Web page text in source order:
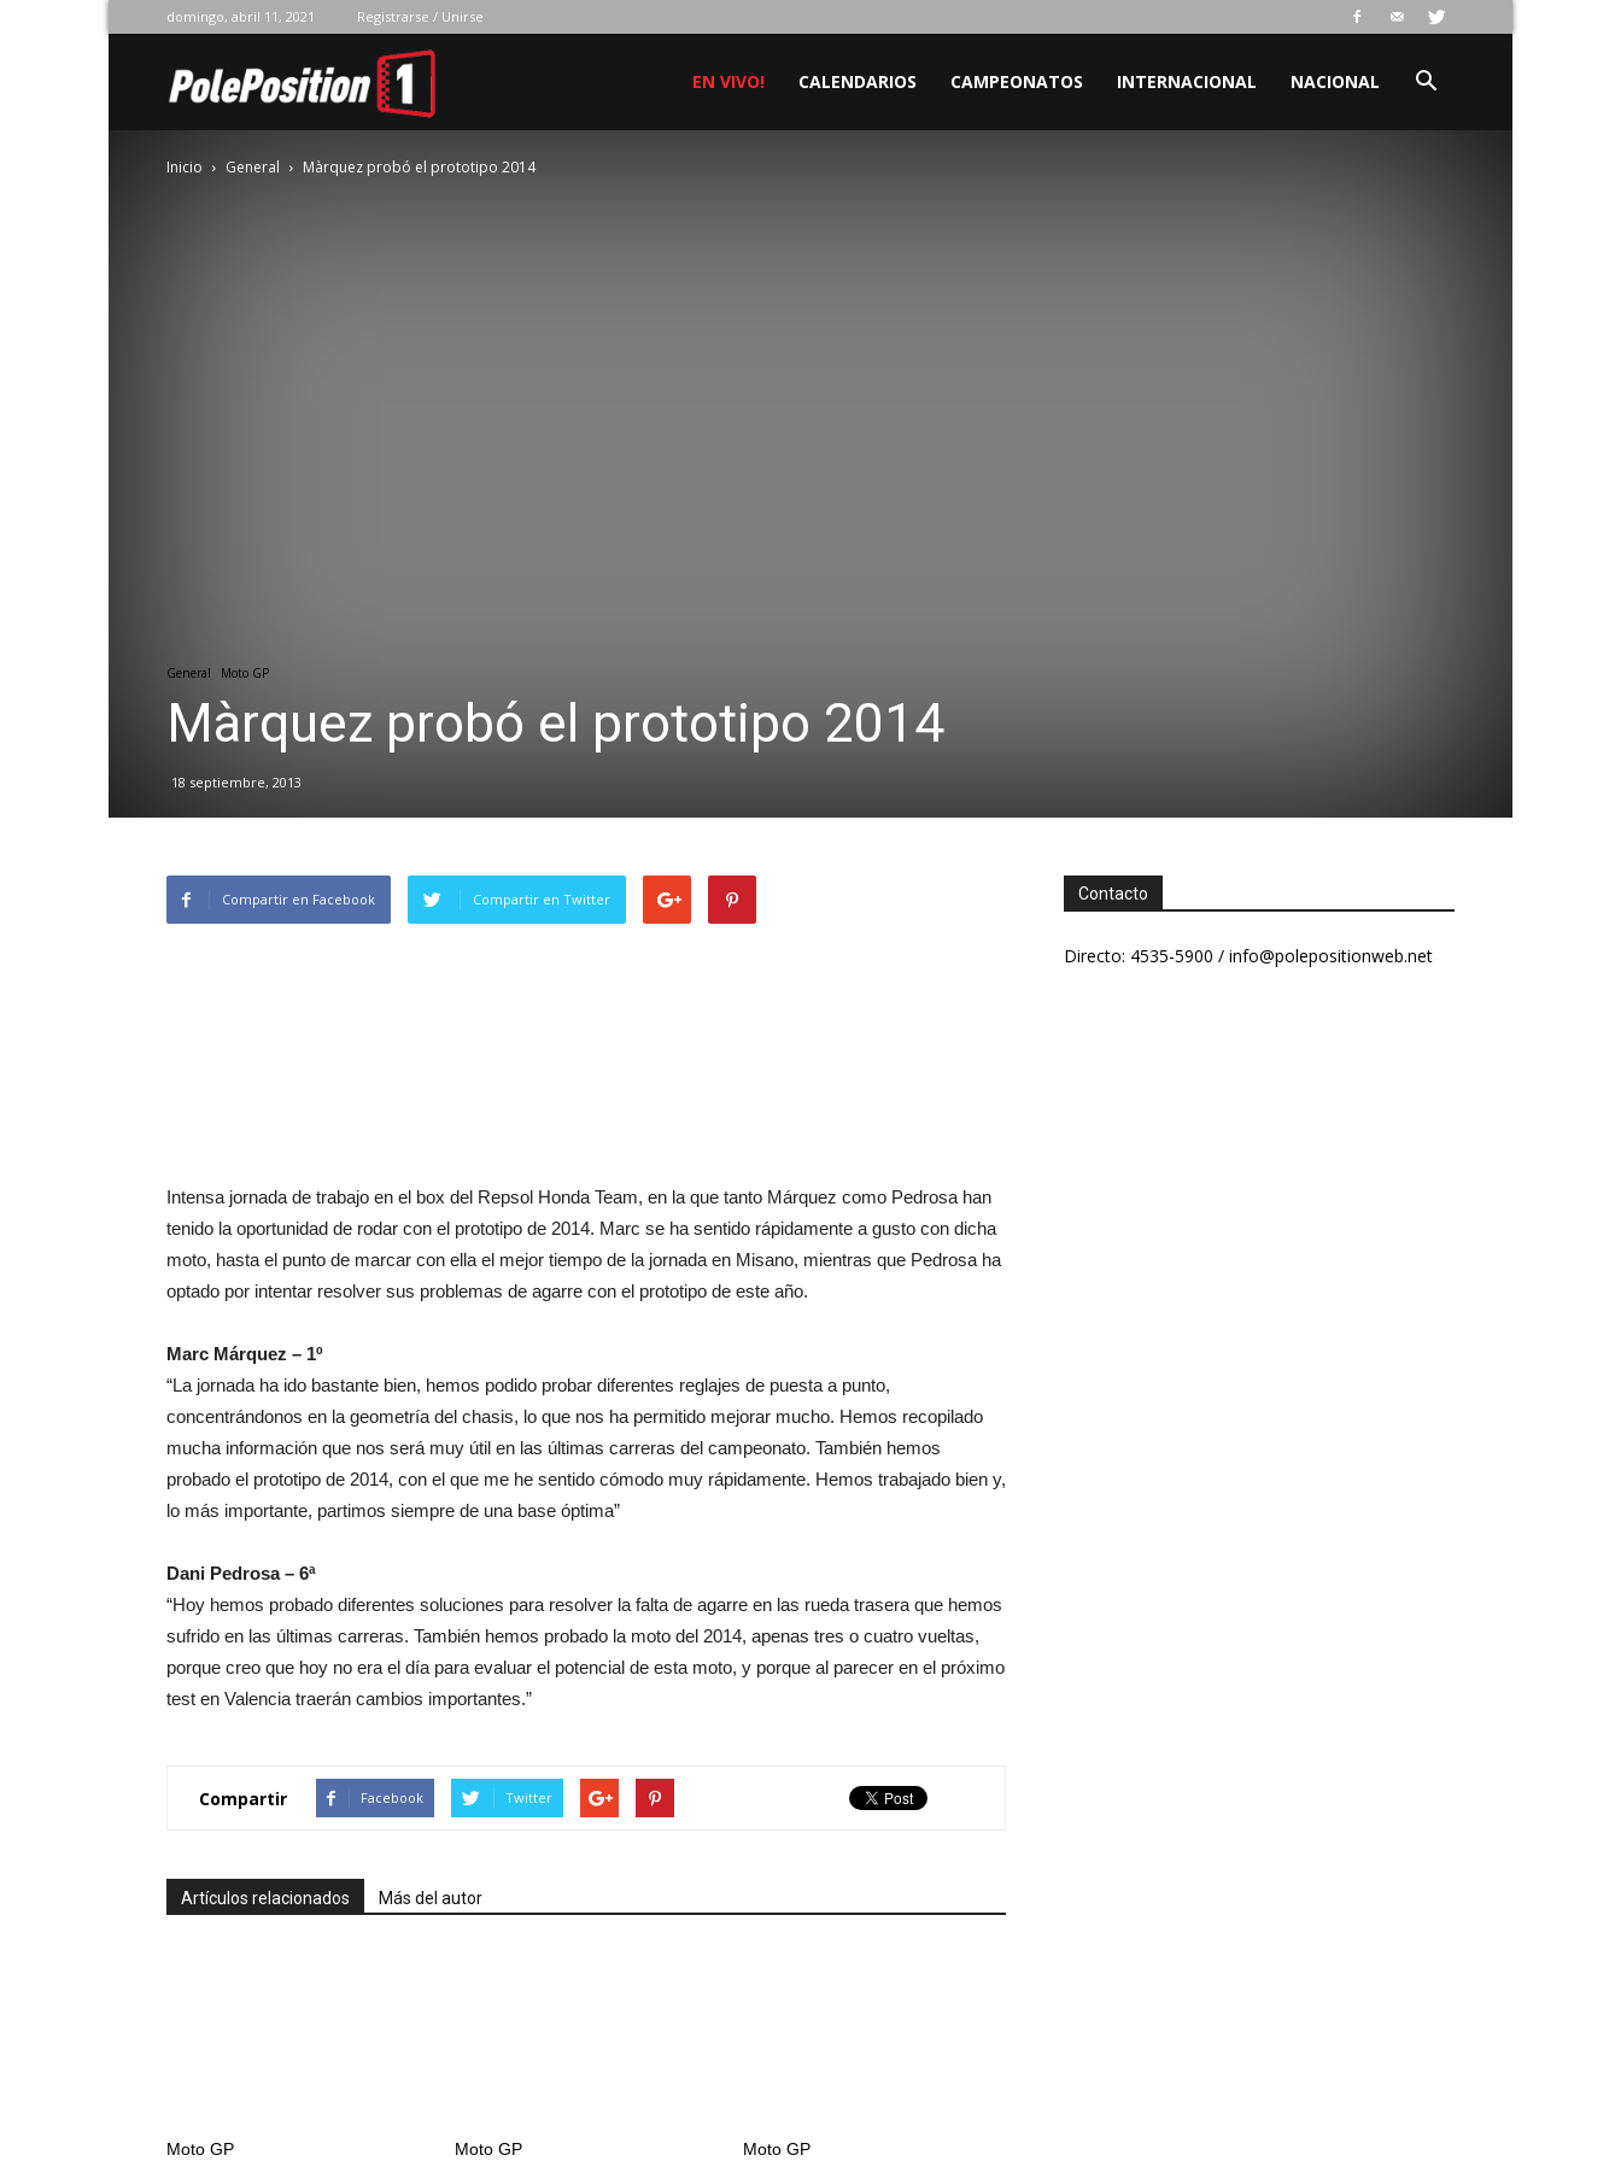
domingo, abril 11, 2021 Registrarse / Unirse
Position
EN VIVO! CALENDARIOS CAMPEONATOS INTERNACIONAL NACIONAL
Inicio General Màrquez probó el prototipo 2014
General Moto GP
Màrquez probó el prototipo 2014
18 septiembre, 2013
Compartir en Facebook Compartir en Twitter
Intensa jornada de trabajo en el box del Repsol Honda Team, en la que tanto Márquez como Pedrosa han
tenido la oportunidad de rodar con el prototipo de 2014. Marc se ha sentido rápidamente a gusto con dicha
moto, hasta el punto de marcar con ella el mejor tiempo de la jornada en Misano, mientras que Pedrosa ha
optado por intentar resolver sus problemas de agarre con el prototipo de este año.
Marc Márquez – 1º
“La jornada ha ido bastante bien, hemos podido probar diferentes reglajes de puesta a punto,
concentrándonos en la geometría del chasis, lo que nos ha permitido mejorar mucho. Hemos recopilado
mucha información que nos será muy útil en las últimas carreras del campeonato. También hemos
probado el prototipo de 2014, con el que me he sentido cómodo muy rápidamente. Hemos trabajado bien y,
lo más importante, partimos siempre de una base óptima”
Dani Pedrosa – 6ª
“Hoy hemos probado diferentes soluciones para resolver la falta de agarre en las rueda trasera que hemos
sufrido en las últimas carreras. También hemos probado la moto del 2014, apenas tres o cuatro vueltas,
porque creo que hoy no era el día para evaluar el potencial de esta moto, y porque al parecer en el próximo
test en Valencia traerán cambios importantes.”
Compartir Facebook Twitter
Artículos relacionados Más del autor
Moto GP Moto GP Moto GP
Contacto
Directo: 4535-5900 / info@polepositionweb.net